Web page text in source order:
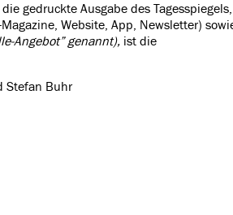
gedruckte Ausgabe des
Website, App, Newsletter)
Angebot” genannt), ist die
Stefan Buhr